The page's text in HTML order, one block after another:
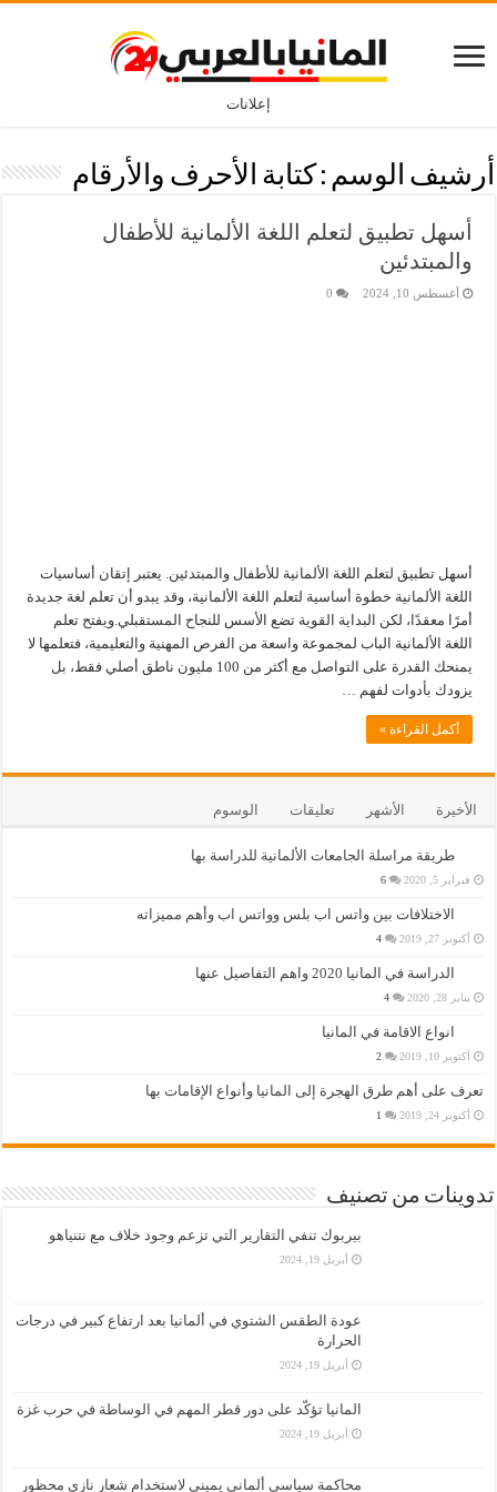
إعلانات
أرشيف الوسم : كتابة الأحرف والأرقام
أسهل تطبيق لتعلم اللغة الألمانية للأطفال
والمبتدئين
أغسطس 10, 2024 0
أسهل تطبيق لتعلم اللغة الألمانية للأطفال والمبتدئين. يعتبر إتقان أساسيات
اللغة الألمانية خطوة أساسية لتعلم اللغة الألمانية، وقد يبدو أن تعلم لغة جديدة
أمرًا معقدًا، لكن البداية القوية تضع الأسس للنجاح المستقبلي.ويفتح تعلم
اللغة الألمانية الباب لمجموعة واسعة من الفرص المهنية والتعليمية، فتعلمها لا
يمنحك القدرة على التواصل مع أكثر من 100 مليون ناطق أصلي فقط، بل
يزودك بأدوات لفهم …
أكمل القراءة »
الأخيرة الأشهر تعليقات الوسوم
طريقة مراسلة الجامعات الألمانية للدراسة بها
فبراير 5, 2020 6
الاختلافات بين واتس اب بلس وواتس اب وأهم مميزاته
أكتوبر 27, 2019 4
الدراسة في المانيا 2020 واهم التفاصيل عنها
يناير 28, 2020 4
انواع الاقامة في المانيا
أكتوبر 10, 2019 2
تعرف على أهم طرق الهجرة إلى المانيا وأنواع الإقامات بها
أكتوبر 24, 2019 1
تدوينات من تصنيف
بيربوك تنفي التقارير التي تزعم وجود خلاف مع نتنياهو
أبريل 19, 2024
عودة الطقس الشتوي في ألمانيا بعد ارتفاع كبير في درجات
الحرارة
أبريل 19, 2024
المانيا تؤكّد على دور قطر المهم في الوساطة في حرب غزة
أبريل 19, 2024
محاكمة سياسي ألماني يميني لاستخدام شعار نازي محظور